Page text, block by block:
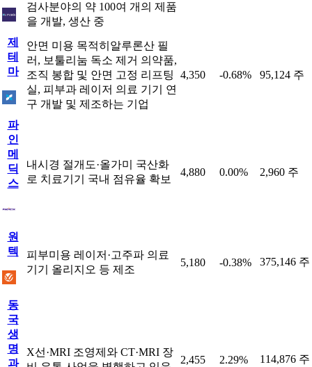
검사분야의 약 100여 개의 제품
을 개발, 생산 중
제
테
마
안면 미용 목적히알루론산 필
러, 보툴리눔 독소 제거 의약품,
조직 봉합 및 안면 고정 리프팅
실, 피부과 레이저 의료 기기 연
구 개발 및 제조하는 기업
4,350 -0.68% 95,124 주
파
인
메
딕
스
내시경 절개도·올가미 국산화
로 치료기기 국내 점유율 확보
4,880 0.00% 2,960 주
원
텍
피부미용 레이저·고주파 의료
기기 올리지오 등 제조
5,180 -0.38% 375,146 주
동
국
생
명
과
X선·MRI 조영제와 CT·MRI 장
2,455 2.29% 114,876 주